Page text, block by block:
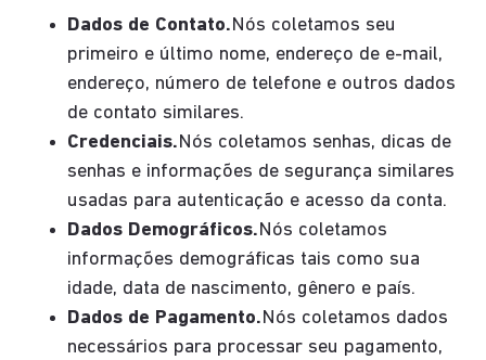
Dados de Contato.Nós coletamos seu
primeiro e último nome, endereço de e-mail,
endereço, número de telefone e outros dados
de contato similares.
Credenciais.Nós coletamos senhas, dicas de
senhas e informações de segurança similares
usadas para autenticação e acesso da conta.
Dados Demográficos.Nós coletamos
informações demográficas tais como sua
idade, data de nascimento, gênero e país.
Dados de Pagamento.Nós coletamos dados
necessários para processar seu pagamento,